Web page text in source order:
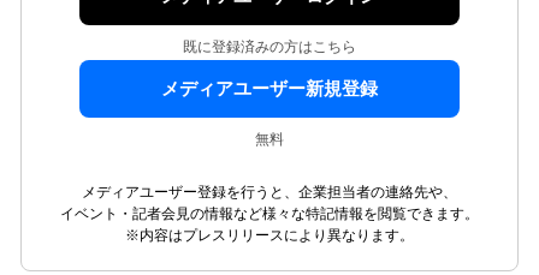
既に登録済みの方はこちら
メディアユーザー新規登録
無料
メディアユーザー登録を行うと、企業担当者の連絡先や、
イベント・記者会見の情報など様々な特記情報を閲覧できます。
※内容はプレスリリースにより異なります。